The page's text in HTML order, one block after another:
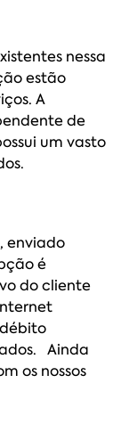
nessa
estão
A
de
um vasto
enviado
é
do cliente
Ainda
os nossos